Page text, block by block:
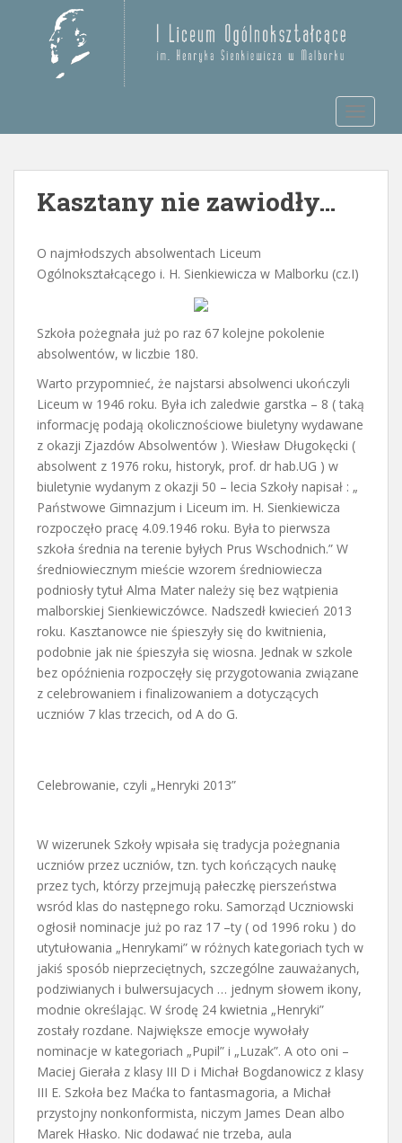
m
Kasztany nie zawiodły…
O najmłodszych absolwentach Liceum
Ogólnokształcącego i. H. Sienkiewicza w Malborku (cz.I)
Szkoła pożegnała już po raz 67 kolejne pokolenie
absolwentów, w liczbie 180.
Warto przypomnieć, że najstarsi absolwenci ukończyli
Liceum w 1946 roku. Była ich zaledwie garstka – 8 ( taką
informację podają okolicznościowe biuletyny wydawane
z okazji Zjazdów Absolwentów ). Wiesław Długokęcki (
absolwent z 1976 roku, historyk, prof. dr hab.UG ) w
biuletynie wydanym z okazji 50 – lecia Szkoły napisał : „
Państwowe Gimnazjum i Liceum im. H. Sienkiewicza
rozpoczęło pracę 4.09.1946 roku. Była to pierwsza
szkoła średnia na terenie byłych Prus Wschodnich.” W
średniowiecznym mieście wzorem średniowiecza
podniosły tytuł Alma Mater należy się bez wątpienia
malborskiej Sienkiewiczówce. Nadszedł kwiecień 2013
roku. Kasztanowce nie śpieszyły się do kwitnienia,
podobnie jak nie śpieszyła się wiosna. Jednak w szkole
bez opóźnienia rozpoczęły się przygotowania związane
z celebrowaniem i finalizowaniem a dotyczących
uczniów 7 klas trzecich, od A do G.
Celebrowanie, czyli „Henryki 2013”
W wizerunek Szkoły wpisała się tradycja pożegnania
uczniów przez uczniów, tzn. tych kończących naukę
przez tych, którzy przejmują pałeczkę pierszeństwa
wsród klas do następnego roku. Samorząd Uczniowski
ogłosił nominacje już po raz 17 –ty ( od 1996 roku ) do
utytułowania „Henrykami” w różnych kategoriach tych w
jakiś sposób nieprzeciętnych, szczególne zauważanych,
podziwianych i bulwersujacych … jednym słowem ikony,
modnie określając. W środę 24 kwietnia „Henryki”
zostały rozdane. Największe emocje wywołały
nominacje w kategoriach „Pupil” i „Luzak”. A oto oni –
Maciej Gierała z klasy III D i Michał Bogdanowicz z klasy
III E. Szkoła bez Maćka to fantasmagoria, a Michał
przystojny nonkonformista, niczym James Dean albo
Marek Hłasko. Nic dodawać nie trzeba, aula